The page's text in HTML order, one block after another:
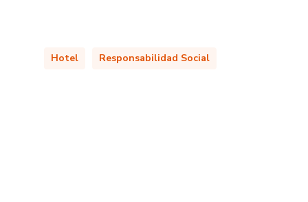
Hotel Responsabilidad Social